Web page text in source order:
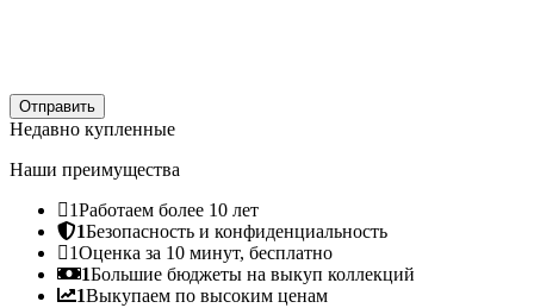
Отправить
Недавно купленные
Наши преимущества
1Работаем более 10 лет
1Безопасность и конфиденциальность
1Оценка за 10 минут, бесплатно
1Большие бюджеты на выкуп коллекций
1Выкупаем по высоким ценам